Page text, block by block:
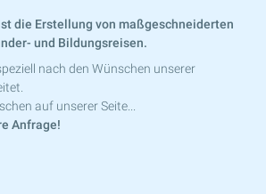
die Erstellung von maßgeschneiderten
und Bildungsreisen.
nach den Wünschen unserer
auf unserer Seite...
uns auf Ihre Anfrage!